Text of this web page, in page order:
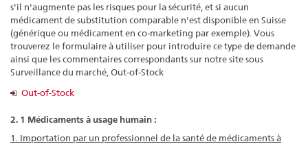
s'il n'augmente pas les risques pour la sécurité, et si aucun
médicament de substitution comparable n'est disponible en Suisse
(générique ou médicament en co-marketing par exemple). Vous
trouverez le formulaire à utiliser pour introduire ce type de demande
ainsi que les commentaires correspondants sur notre site sous
Surveillance du marché, Out-of-Stock
Out-of-Stock
2. 1 Médicaments à usage humain :
1. Importation par un professionnel de la santé de médicaments à